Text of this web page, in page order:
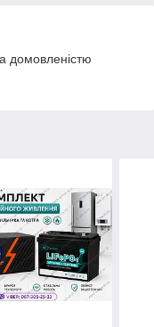
домовленістю